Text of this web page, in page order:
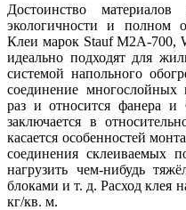
Достоинство
экологичности и полном
Клеи марок Stauf M2A-700,
идеально подходят для
системой напольного
соединение
раз и относится фанера и
заключается в
касается особенностей
соединения склеиваемых
нагрузить чем-нибудь
блоками и т. д. Расход клея
кг/кв. м.